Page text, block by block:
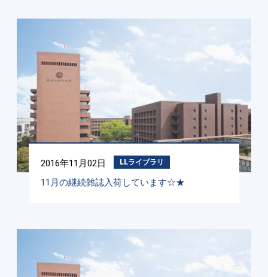
2016年11月02日 LLライブラリ
11月の継続雑誌入荷しています☆★